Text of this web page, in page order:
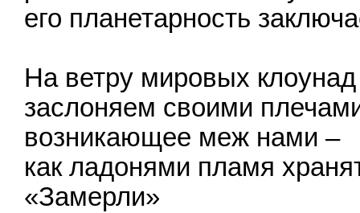
его планетарность
На ветру мировых клоунад
заслоняем своими
возникающее меж нами –
как ладонями пламя
«Замерли»